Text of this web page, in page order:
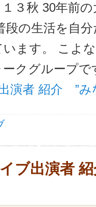
３秋 30年前
段の生活を自
います。 こよ
ークグループで
演者 紹介 ”み
ブ出演者